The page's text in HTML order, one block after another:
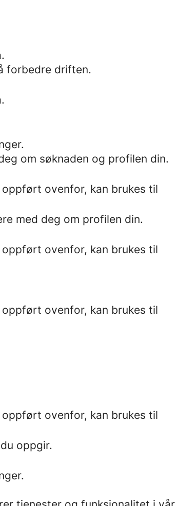
forbedre driften.
om søknaden og profilen din.
ovenfor, kan brukes til
med deg om profilen din.
ovenfor, kan brukes til
ovenfor, kan brukes til
ovenfor, kan brukes til
oppgir.